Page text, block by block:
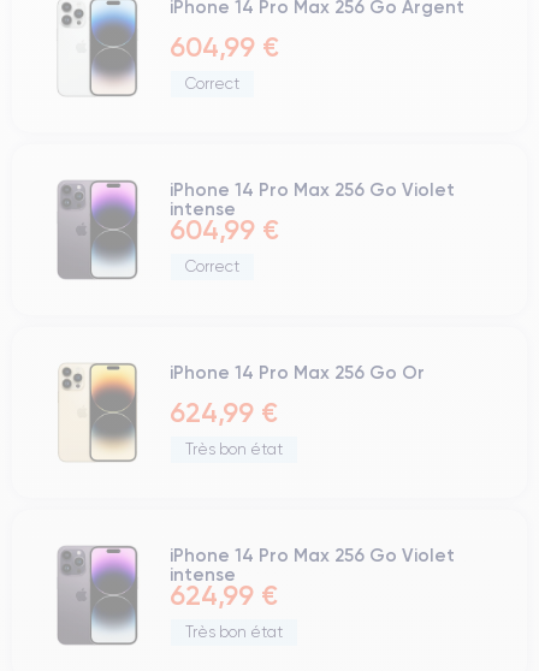
iPhone 14 Pro Max 256 Go Argent
604,99 €
Correct
iPhone 14 Pro Max 256 Go Violet
intense
604,99 €
Correct
iPhone 14 Pro Max 256 Go Or
624,99 €
Très bon état
iPhone 14 Pro Max 256 Go Violet
intense
624,99 €
Très bon état